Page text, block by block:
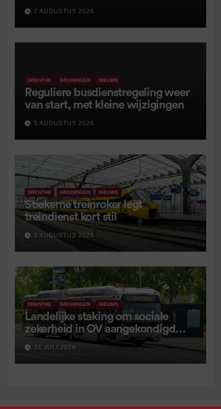
7 AUGUSTUS 2026
DRENTHE GRONINGEN NIEUWS
Reguliere busdienstregeling weer
van start, met kleine wijzigingen
5 AUGUSTUS 2026
DRENTHE GRONINGEN NIEUWS
Stiekeme treinroker legt
treindienst kort stil
2 AUGUSTUS 2026
DRENTHE GRONINGEN NIEUWS
Landelijke staking om sociale
zekerheid in OV aangekondigd
voor 9 september
31 JULI 2026